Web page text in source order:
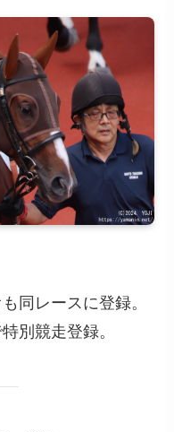
同レースに登録。
別競走登録。